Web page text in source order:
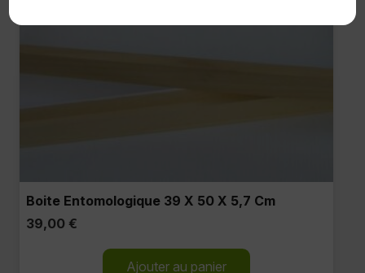
Boite Entomologique 39 X 50 X 5,7 Cm
39,00 €
Ajouter au panier